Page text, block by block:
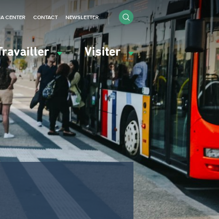
Visiter
CENTER CONTACT NEWSLETTER